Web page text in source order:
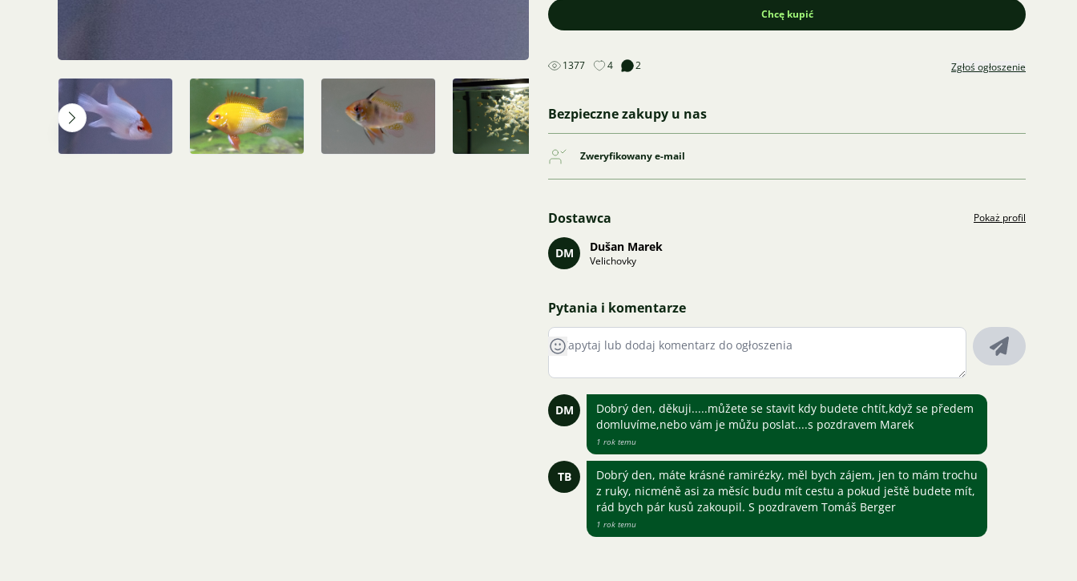
Chcę kupić
1377 4 2 Zgłoś ogłoszenie
Bezpieczne zakupy u nas
Zweryfikowany e-mail
Dostawca Pokaż profil
DM Dušan Marek
Velichovky
Pytania i komentarze
DM
Dobrý den, děkuji.....můžete se stavit kdy budete chtít,když se předem
domluvíme,nebo vám je můžu poslat....s pozdravem Marek
1 rok temu
TB
Dobrý den, máte krásné ramirézky, měl bych zájem, jen to mám trochu
z ruky, nicméně asi za měsíc budu mít cestu a pokud ještě budete mít,
rád bych pár kusů zakoupil. S pozdravem Tomáš Berger
1 rok temu